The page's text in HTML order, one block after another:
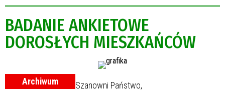
BADANIE ANKIETOWE
DOROSŁYCH MIESZKAŃCÓW
Archiwum Szanowni Państwo,